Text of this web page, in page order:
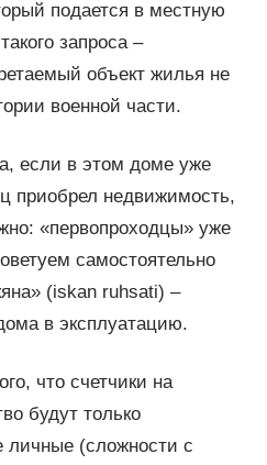
подается в местную
запроса –
объект жилья не
военной части.
если в этом доме уже
приобрел недвижимость,
«первопроходцы» уже
самостоятельно
(iskan ruhsati) –
в эксплуатацию.
что счетчики на
будут только
(сложности с